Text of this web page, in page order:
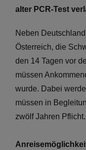
alter PCR-Test
Neben
Österreich, die
den 14 Tagen vor
müssen
wurde. Dabei
müssen in
zwölf Jahren